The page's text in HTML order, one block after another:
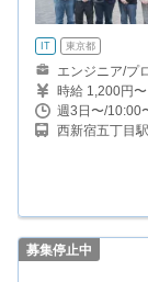
IT 東京都
エンジニア/プ
時給 1,200円〜
週3日〜/10:00
西新宿五丁目
募集停止中